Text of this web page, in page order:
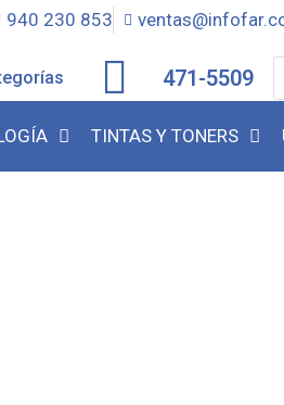
940 230 853
471-5509
TINTAS Y TONERS